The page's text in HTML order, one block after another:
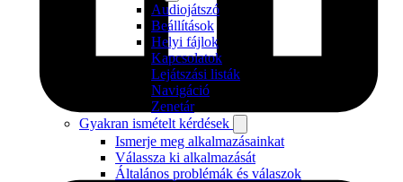
Audiojátszó
Beállítások
Helyi fájlok
Kapcsolatok
Lejátszási listák
Navigáció
Zenetár
Gyakran ismételt kérdések
Ismerje meg alkalmazásainkat
Válassza ki alkalmazását
Általános problémák és válaszok